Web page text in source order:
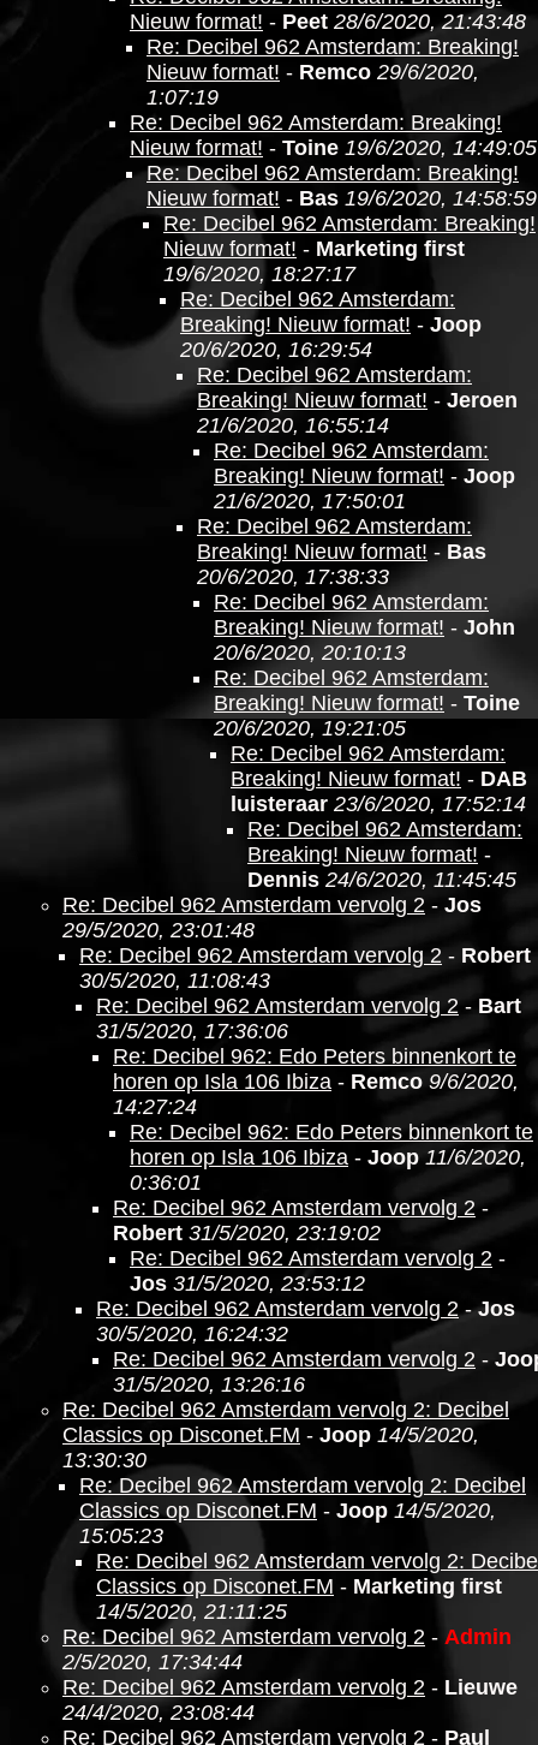
Nieuw format! - Peet 28/6/2020, 21:43:48
Re: Decibel 962 Amsterdam: Breaking!
Nieuw format! - Remco 29/6/2020,
1:07:19
Re: Decibel 962 Amsterdam: Breaking!
Nieuw format! - Toine 19/6/2020, 14:49:05
Re: Decibel 962 Amsterdam: Breaking!
Nieuw format! - Bas 19/6/2020, 14:58:59
Re: Decibel 962 Amsterdam: Breaking!
Nieuw format! - Marketing first
19/6/2020, 18:27:17
Re: Decibel 962 Amsterdam:
Breaking! Nieuw format! - Joop
20/6/2020, 16:29:54
Re: Decibel 962 Amsterdam:
Breaking! Nieuw format! - Jeroen
21/6/2020, 16:55:14
Re: Decibel 962 Amsterdam:
Breaking! Nieuw format! - Joop
21/6/2020, 17:50:01
Re: Decibel 962 Amsterdam:
Breaking! Nieuw format! - Bas
20/6/2020, 17:38:33
Re: Decibel 962 Amsterdam:
Breaking! Nieuw format! - John
20/6/2020, 20:10:13
Re: Decibel 962 Amsterdam:
Breaking! Nieuw format! - Toine
20/6/2020, 19:21:05
Re: Decibel 962 Amsterdam:
Breaking! Nieuw format! - DAB
luisteraar 23/6/2020, 17:52:14
Re: Decibel 962 Amsterdam:
Breaking! Nieuw format! -
Dennis 24/6/2020, 11:45:45
Re: Decibel 962 Amsterdam vervolg 2 - Jos
29/5/2020, 23:01:48
Re: Decibel 962 Amsterdam vervolg 2 - Robert
30/5/2020, 11:08:43
Re: Decibel 962 Amsterdam vervolg 2 - Bart
31/5/2020, 17:36:06
Re: Decibel 962: Edo Peters binnenkort te
horen op Isla 106 Ibiza - Remco 9/6/2020,
14:27:24
Re: Decibel 962: Edo Peters binnenkort te
horen op Isla 106 Ibiza - Joop 11/6/2020,
0:36:01
Re: Decibel 962 Amsterdam vervolg 2 -
Robert 31/5/2020, 23:19:02
Re: Decibel 962 Amsterdam vervolg 2 -
Jos 31/5/2020, 23:53:12
Re: Decibel 962 Amsterdam vervolg 2-Jos
30/5/2020, 16:24:32
Re: Decibel 962 Amsterdam vervolg 2 -
31/5/2020, 13:26:16
Re: Decibel 962 Amsterdam vervolg 2: Decibel
Classics op Disconet.FM - Joop 14/5/2020,
13:30:30
Re: Decibel 962 Amsterdam vervolg 2: Decibel
Classics op Disconet.FM - Joop 14/5/2020,
15:05:23
Re: Decibel 962 Amsterdam vervolg 2:
Classics op Disconet.FM - Marketing first
14/5/2020, 21:11:25
Re: Decibel 962 Amsterdam vervolg 2 - Admin
2/5/2020, 17:34:44
Re: Decibel 962 Amsterdam vervolg 2 - Lieuwe
24/4/2020, 23:08:44
Re: Decibel 962 Amsterdam vervolg 2 - Paul